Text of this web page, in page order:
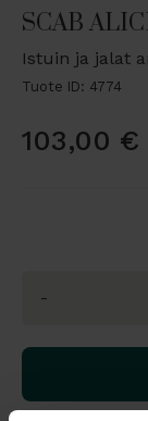
SCAB
Istuin ja jalat
Tuote ID: 4774
103,00 €
-